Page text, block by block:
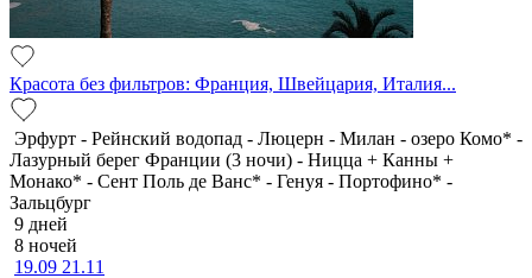
Красота без фильтров: Франция, Швейцария, Италия...
Эрфурт - Рейнский водопад - Люцерн - Милан - озеро Комо* -
Лазурный берег Франции (3 ночи) - Ницца + Канны +
Монако* - Сент Поль де Ванс* - Генуя - Портофино* -
Зальцбург
9 дней
8 ночей
19.09 21.11